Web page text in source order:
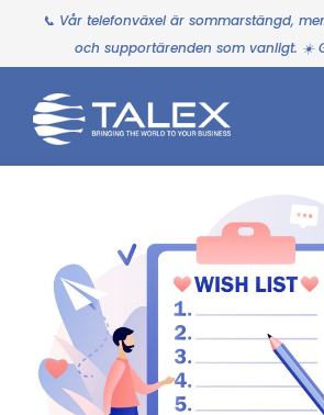
📞 Vår telefonväxel är sommarstängd,
och supportärenden som vanligt. ☀️